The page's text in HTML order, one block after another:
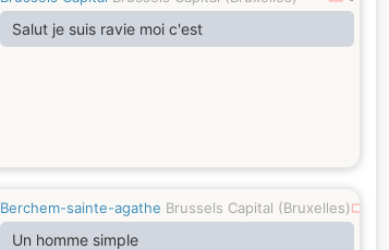
Salut je suis ravie moi c'est
Berchem-sainte-agathe Brussels Capital (Bruxelles)
Un homme simple